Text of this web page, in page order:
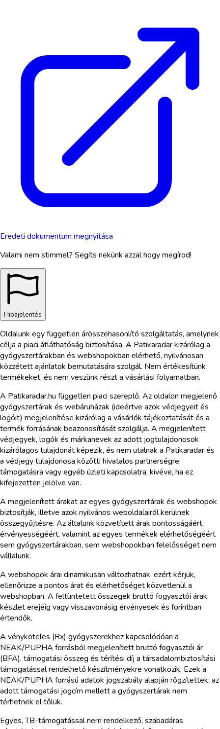
Eredeti dokumentum megnyitása
Valami nem stimmel? Segíts nekünk azzal hogy megírod!
Hibajelentés
Oldalunk egy független árösszehasonlító szolgáltatás, amelynek
célja a piaci átláthatóság biztosítása. A Patikaradar kizárólag a
gyógyszertárakban és webshopokban elérhető, nyilvánosan
közzétett ajánlatok bemutatására szolgál. Nem értékesítünk
termékeket, és nem veszünk részt a vásárlási folyamatban.
A Patikaradar.hu független piaci szereplő. Az oldalon megjelenő
gyógyszertárak és webáruházak (ideértve azok védjegyeit és
logóit) megjelenítése kizárólag a vásárlók tájékoztatását és a
termék forrásának beazonosítását szolgálja. A megjelenített
védjegyek, logók és márkanevek az adott jogtulajdonosok
kizárólagos tulajdonát képezik, és nem utalnak a Patikaradar és
a védjegy tulajdonosa közötti hivatalos partnerségre,
támogatásra vagy egyéb üzleti kapcsolatra, kivéve, ha ez
kifejezetten jelölve van.
A megjelenített árakat az egyes gyógyszertárak és webshopok
biztosítják, illetve azok nyilvános weboldalairól kerülnek
összegyűjtésre. Az általunk közvetített árak pontosságáért,
érvényességéért, valamint az egyes termékek elérhetőségéért
sem gyógyszertárakban, sem webshopokban felelősséget nem
vállalunk.
A webshopok árai dinamikusan változhatnak, ezért kérjük,
ellenőrizze a pontos árat és elérhetőséget közvetlenül a
webshopban. A feltüntetett összegek bruttó fogyasztói árak,
készlet erejéig vagy visszavonásig érvényesek és forintban
értendők.
A vényköteles (Rx) gyógyszerekhez kapcsolódóan a
NEAK/PUPHA forrásból megjelenített bruttó fogyasztói ár
(BFA), támogatási összeg és térítési díj a társadalombiztosítási
támogatással rendelhető készítményekre vonatkozik. Ezek a
NEAK/PUPHA forrású adatok jogszabály alapján rögzítettek; az
adott támogatási jogcím mellett a gyógyszertárak nem
térhetnek el tőlük.
Egyes, TB-támogatással nem rendelkező, szabadáras